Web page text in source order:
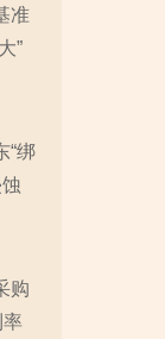
准
”
“绑
购
率